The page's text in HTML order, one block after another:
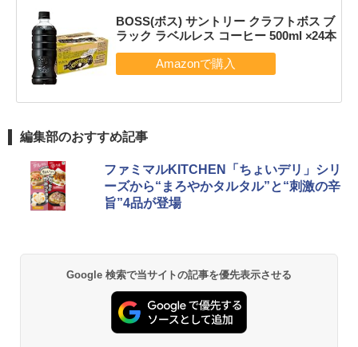
BOSS(ボス) サントリー クラフトボス ブ
ラック ラベルレス コーヒー 500ml ×24本
編集部のおすすめ記事
ファミマルKITCHEN「ちょいデリ」シリ
ーズから“まろやかタルタル”と“刺激の辛
旨”4品が登場
Google 検索で当サイトの記事を優先表示させる